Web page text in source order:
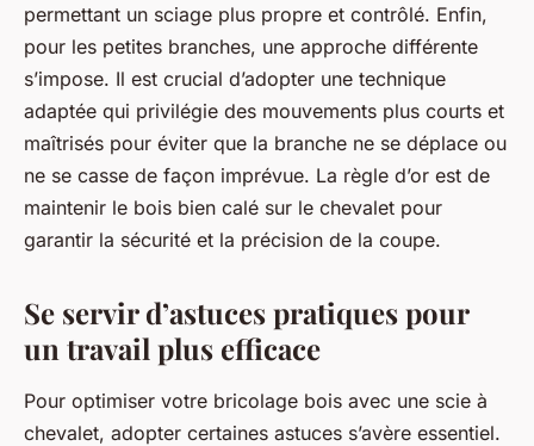
permettant un sciage plus propre et contrôlé. Enfin,
pour les petites branches, une approche différente
s’impose. Il est crucial d’adopter une technique
adaptée qui privilégie des mouvements plus courts et
maîtrisés pour éviter que la branche ne se déplace ou
ne se casse de façon imprévue. La règle d’or est de
maintenir le bois bien calé sur le chevalet pour
garantir la sécurité et la précision de la coupe.
Se servir d’astuces pratiques pour
un travail plus efficace
Pour optimiser votre bricolage bois avec une scie à
chevalet, adopter certaines astuces s’avère essentiel.